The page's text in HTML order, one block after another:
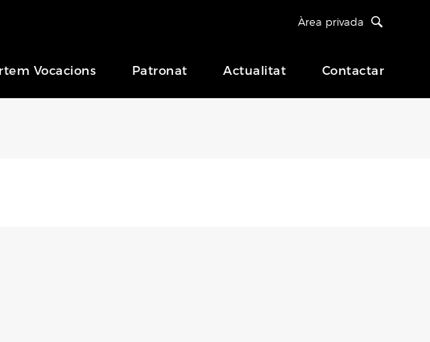
Àrea privada
Vocacions Patronat Actualitat Contactar